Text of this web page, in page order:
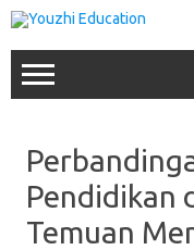
Skip
to
content
Pendidikan
Temuan